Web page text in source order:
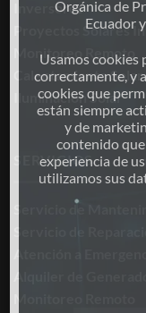
Inversores
Proyectos Solares
Monitoreo Remoto
Calentamiento
Iluminación Solar
SERVICIOS
Servicio de
Orgánica de
Ecuador
Usamos cookies
correctamente, y
cookies que
están siempre
y de
contenido
experiencia de
utilizamos sus